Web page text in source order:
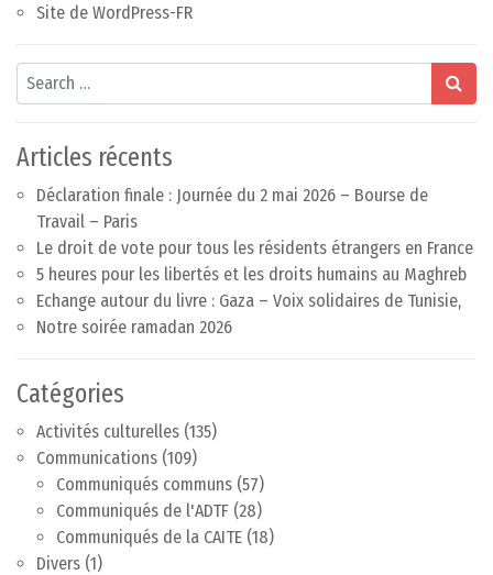
Site de WordPress-FR
Search
Articles récents
Déclaration finale : Journée du 2 mai 2026 – Bourse de
Travail – Paris
Le droit de vote pour tous les résidents étrangers en France
5 heures pour les libertés et les droits humains au Maghreb
Echange autour du livre : Gaza – Voix solidaires de Tunisie,
Notre soirée ramadan 2026
Catégories
Activités culturelles (135)
Communications (109)
Communiqués communs (57)
Communiqués de l'ADTF (28)
Communiqués de la CAITE (18)
Divers (1)